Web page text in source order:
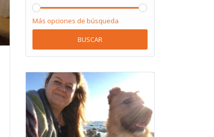
Más opciones de búsqueda
BUSCAR